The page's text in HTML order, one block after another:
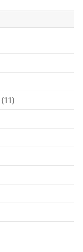
(11)